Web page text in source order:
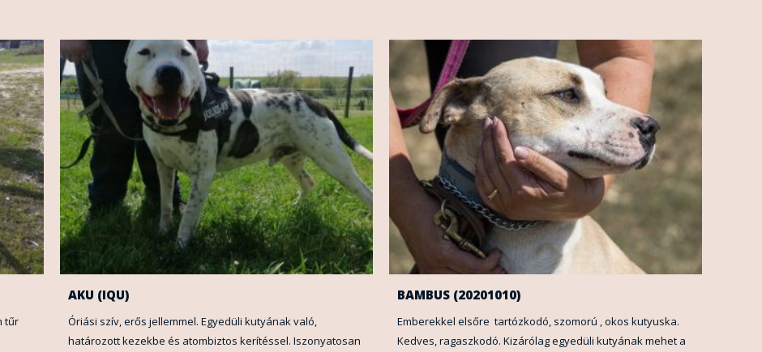
tűr
AKU (IQU)
Óriási szív, erős jellemmel. Egyedüli kutyának való,
határozott kezekbe és atombiztos kerítéssel. Iszonyatosan
BAMBUS (20201010)
Emberekkel elsőre tartózkodó, szomorú , okos kutyuska.
Kedves, ragaszkodó. Kizárólag egyedüli kutyának mehet a